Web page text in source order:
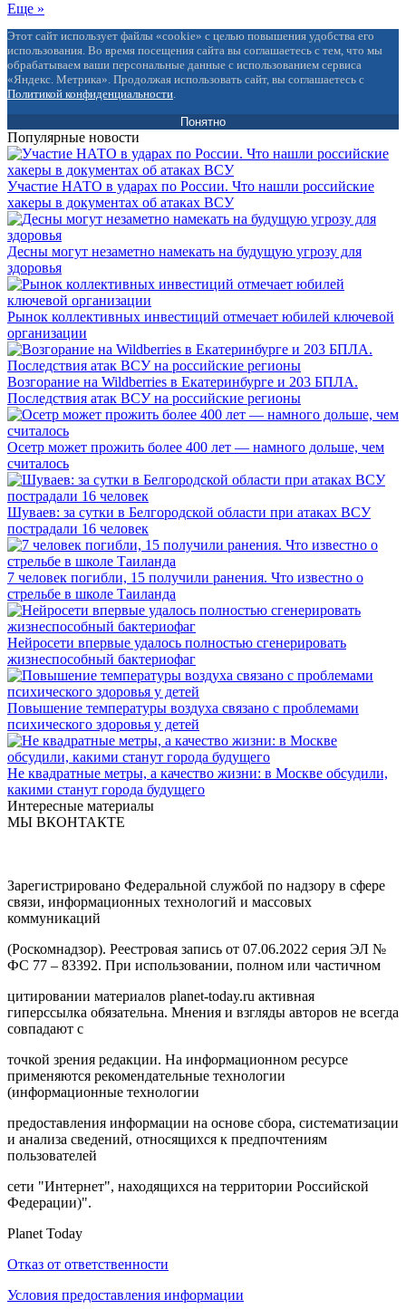
Еще »
Этот сайт использует файлы «cookie» с целью повышения удобства его
использования. Во время посещения сайта вы соглашаетесь с тем, что мы
обрабатываем ваши персональные данные с использованием сервиса
«Яндекс. Метрика». Продолжая использовать сайт, вы соглашаетесь с
Политикой конфиденциальности.
Понятно
Популярные новости
Участие НАТО в ударах по России. Что нашли российские
хакеры в документах об атаках ВСУ
Десны могут незаметно намекать на будущую угрозу для
здоровья
Рынок коллективных инвестиций отмечает юбилей ключевой
организации
Возгорание на Wildberries в Екатеринбурге и 203 БПЛА.
Последствия атак ВСУ на российские регионы
Осетр может прожить более 400 лет — намного дольше, чем
считалось
Шуваев: за сутки в Белгородской области при атаках ВСУ
пострадали 16 человек
7 человек погибли, 15 получили ранения. Что известно о
стрельбе в школе Таиланда
Нейросети впервые удалось полностью сгенерировать
жизнеспособный бактериофаг
Повышение температуры воздуха связано с проблемами
психического здоровья у детей
Не квадратные метры, а качество жизни: в Москве обсудили,
какими станут города будущего
Интересные материалы
МЫ ВКОНТАКТЕ
Зарегистрировано Федеральной службой по надзору в сфере
связи, информационных технологий и массовых
коммуникаций
(Роскомнадзор). Реестровая запись от 07.06.2022 серия ЭЛ №
ФС 77 – 83392. При использовании, полном или частичном
цитировании материалов planet-today.ru активная
гиперссылка обязательна. Мнения и взгляды авторов не всегда
совпадают с
точкой зрения редакции. На информационном ресурсе
применяются рекомендательные технологии
(информационные технологии
предоставления информации на основе сбора, систематизации
и анализа сведений, относящихся к предпочтениям
пользователей
сети "Интернет", находящихся на территории Российской
Федерации)".
Planet Today
Отказ от ответственности
Условия предоставления информации